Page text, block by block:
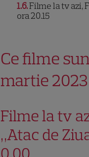
1.6 Filme la tv azi,
ora 20.15
Ce filme
martie 2023
Filme la tv
„Atac de